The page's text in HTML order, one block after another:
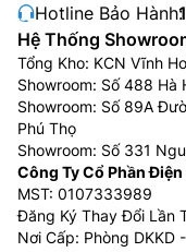
Hotline Bảo Hành:
Hệ Thống
Tổng Kho: KCN Vĩnh
Showroom: Số 488 Hà
Showroom: Số 89A
Phú Thọ
Showroom: Số 331
Công Ty Cổ Phần
MST: 0107333989
Đăng Ký Thay Đổi Lần
Nơi Cấp: Phòng DKKD